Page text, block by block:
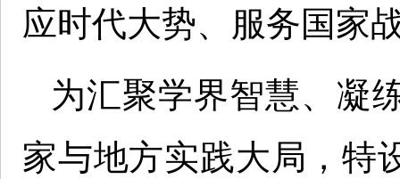
应时代大势、服务国家
为汇聚学界智慧、凝
家与地方实践大局，特